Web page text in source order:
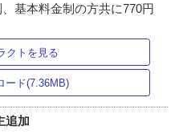
基本料金制の方共に770円
クトを見る
ード(7.36MB)
追加